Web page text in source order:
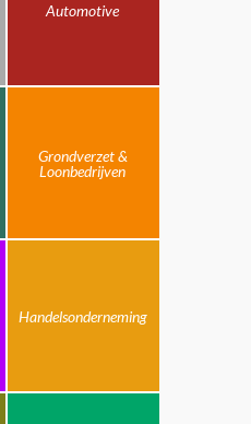
Automotive
Grondverzet &
Loonbedrijven
Handelsonderneming